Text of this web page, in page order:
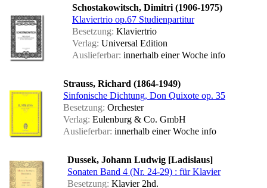
Schostakowitsch, Dimitri (1906-1975)
Klaviertrio op.67 Studienpartitur
Besetzung: Klaviertrio
Verlag: Universal Edition
Auslieferbar: innerhalb einer Woche info
Strauss, Richard (1864-1949)
Sinfonische Dichtung, Don Quixote op. 35
Besetzung: Orchester
Verlag: Eulenburg & Co. GmbH
Auslieferbar: innerhalb einer Woche info
Dussek, Johann Ludwig [Ladislaus]
Sonaten Band 4 (Nr. 24-29) : für Klavier
Besetzung: Klavier 2hd.